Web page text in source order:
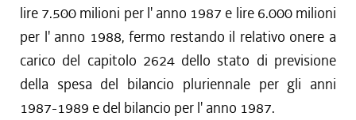
lire 7.500 milioni per l' anno 1987 e lire 6.000 milioni
per l' anno 1988, fermo restando il relativo onere a
carico del capitolo 2624 dello stato di previsione
della spesa del bilancio pluriennale per gli anni
1987-1989 e del bilancio per l' anno 1987.